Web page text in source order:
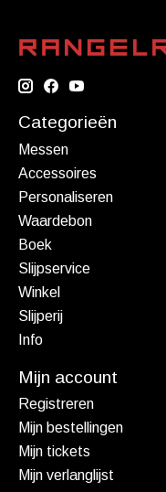
Categorieën
Messen
Accessoires
Personaliseren
Waardebon
Boek
Slijpservice
Winkel
Slijperij
Info
Mijn account
Registreren
Mijn bestellingen
Mijn tickets
Mijn verlanglijst